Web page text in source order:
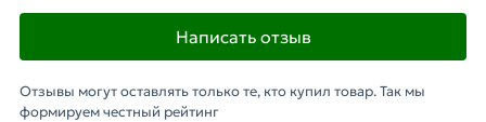
Написать отзыв
Отзывы могут оставлять только те, кто купил товар. Так мы
формируем честный рейтинг